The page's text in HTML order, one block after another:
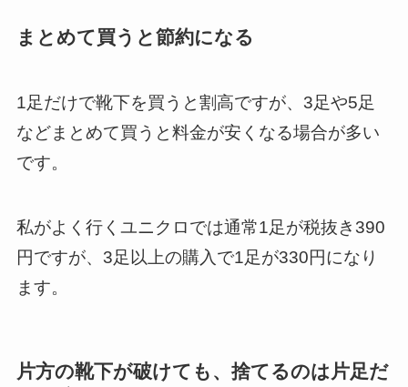
まとめて買うと節約になる
1足だけで靴下を買うと割高ですが、3足や5足
などまとめて買うと料金が安くなる場合が多い
です。
私がよく行くユニクロでは通常1足が税抜き390
円ですが、3足以上の購入で1足が330円になり
ます。
片方の靴下が破けても、捨てるのは片足だ